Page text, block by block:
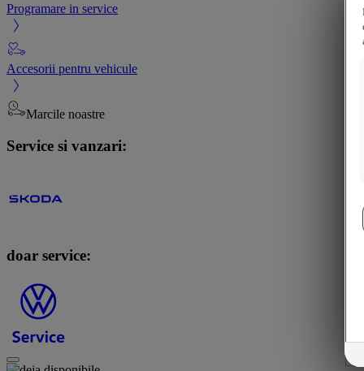
Programare in service
Accesorii pentru vehicule
Marcile noastre
Service si vanzari:
doar service: